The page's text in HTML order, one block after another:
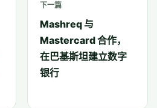
下一篇
Mashreq 与
Mastercard 合作，
在巴基斯坦建立数字
银行